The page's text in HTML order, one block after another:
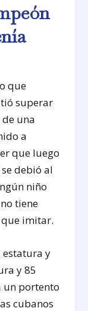
que
superar
una
a
que luego
debió al
niño
tiene
que imitar.
estatura y
y 85
un portento
cubanos